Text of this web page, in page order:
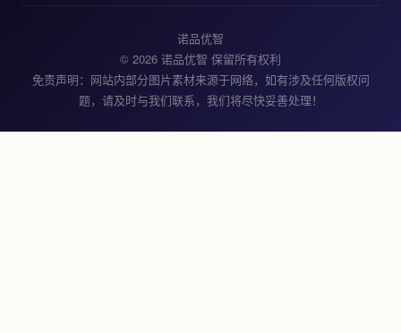
诺品优智
© 2026 诺品优智 保留所有权利
免责声明：网站内部分图片素材来源于网络，如有涉及任何版权问
题，请及时与我们联系，我们将尽快妥善处理！